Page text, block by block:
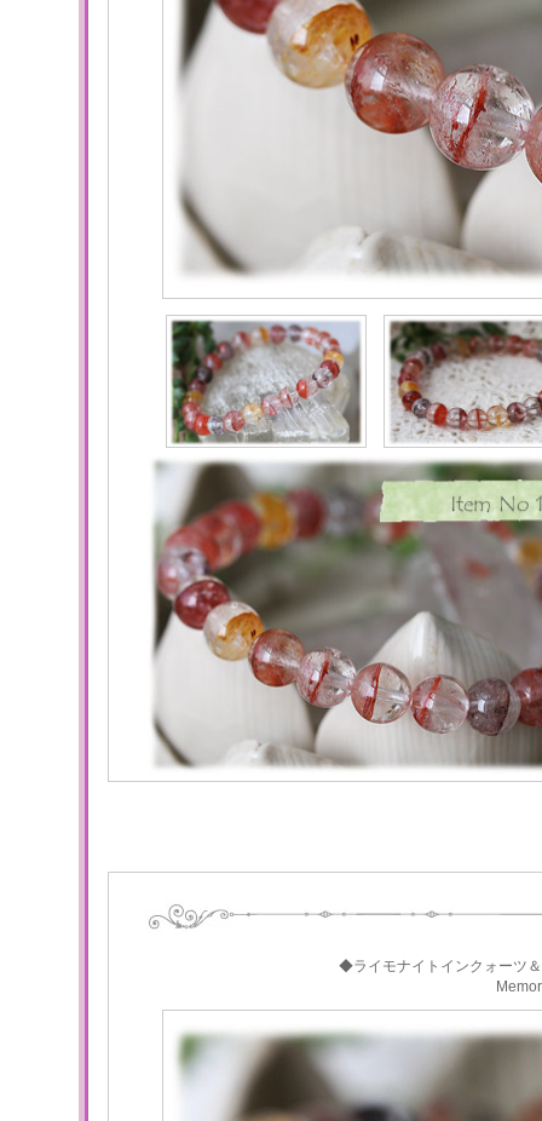
◆ライモナイトインクォーツ